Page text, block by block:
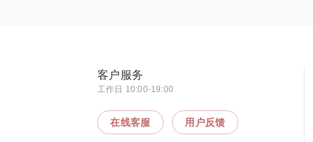
客户服务
工作日 10:00-19:00
在线客服 用户反馈